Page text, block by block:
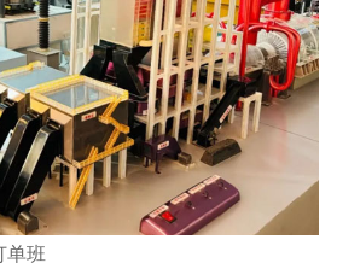
单班